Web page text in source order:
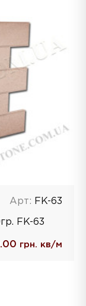
Арт: FK-63
FK-63
грн. кв/м